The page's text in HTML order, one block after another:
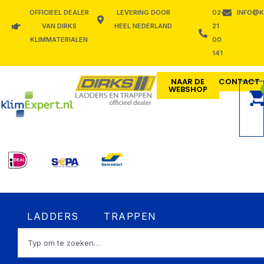
OFFICIEEL DEALER
VAN DIRKS
KLIMMATERIALEN
LEVERING DOOR
HEEL NEDERLAND
024
21
00
141
NAAR DE
WEBSHOP
CONTACT
LADDERS Open LADDERS
TRAPPEN